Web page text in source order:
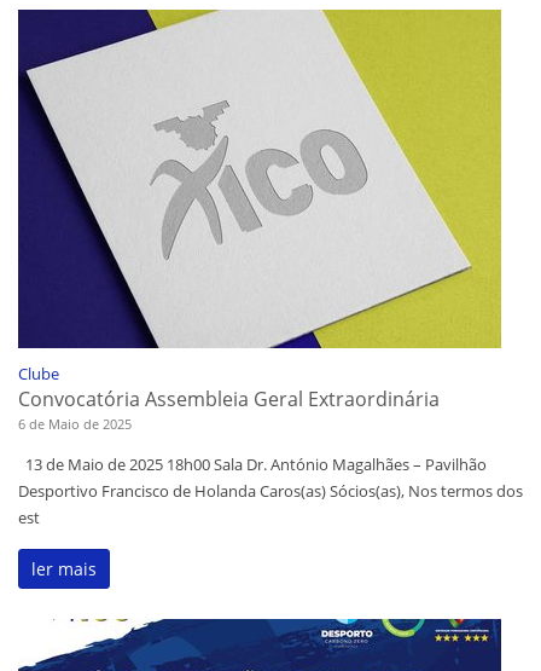
Clube
Convocatória Assembleia Geral Extraordinária
6 de Maio de 2025
13 de Maio de 2025 18h00 Sala Dr. António Magalhães – Pavilhão
Desportivo Francisco de Holanda Caros(as) Sócios(as), Nos termos dos
est
ler mais